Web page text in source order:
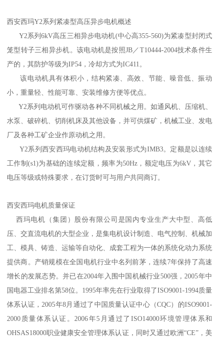
西安西玛Y2系列紧凑型高压异步电机概述
Y2系列6kV高压三相异步电动机(中心高355-560)为紧凑型封闭式
笼型转子三相异步机。该电动机是按照JB／T10444-2004技术条件生
产的，其防护等级为IP54，冷却方式为IC411。
该电动机具有体积小，结构紧凑、高效、节能、噪音低、振动
小，重量轻、性能可靠、安装维修方便等优点。
Y2系列电动机可作驱动各种不同机械之用。如通风机、压缩机、
水泵、破碎机、切削机床及其他设备，并可供煤矿，机械工业、发电
厂及各种工矿企业作原动机之用。
Y2系列西安西玛电动机结构及安装形式为IMB3。定额是以连续
工作制(s1)为基础的连续定额，频率为50Hz，额定电压为6kV，其它
电压等级或特殊要求，在订货时可与用户共同商订。
西安西玛电机质量保证
西玛电机（集团）股份有限公司是国内专业生产大中型、高低
压、交直流电机的大型企业，是集电机设计制造、电气控制、机械加
工、模具、铸造、运输等自动化、成套工程为一体的系统化动力系统
提供商。产销规模在全国电机行业中名列前茅，连续7年保持了高速
增长的发展态势。并已在2004年入围中国机械行业500强，2005年中
国电器工业排名第58位。1995年率先在行业取得了ISO9001-1994质量
体系认证，2005年8月通过了中国质量认证中心（CQC）的ISO9001-
2000质量体系认证。2006年5月通过了ISO14000环境管理体系和
OHSAS18000职业健康安全管理体系认证，同时又通过欧洲“CE”，美